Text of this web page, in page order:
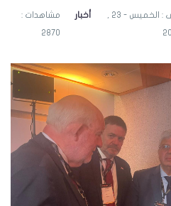
أخبار مشاهدات :
2870